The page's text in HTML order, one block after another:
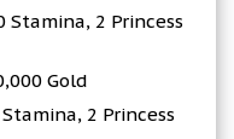
Stamina, 2 Princess
Gold
2 Princess